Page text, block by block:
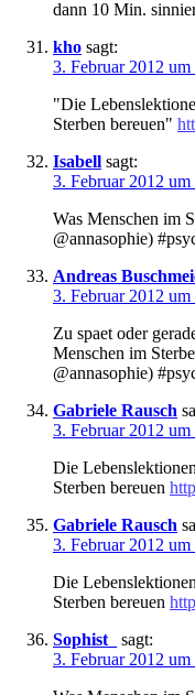
dann 10 Min.
kho sagt:
3. Februar 2012
"Die
Sterben bereuen"
Isabell sagt:
3. Februar 2012
Was Menschen im
@annasophie)
Andreas
3. Februar 2012
Zu spaet oder
Menschen im
@annasophie)
Gabriele Rausch
3. Februar 2012
Die
Sterben bereuen
Gabriele Rausch
3. Februar 2012
Die
Sterben bereuen
Sophist_
sagt:
3. Februar 2012